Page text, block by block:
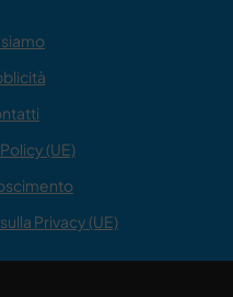
(UE)
Privacy (UE)